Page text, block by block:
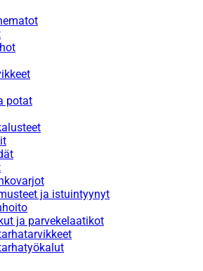
potat
ja istuintyynyt
ja parvekelaatikot